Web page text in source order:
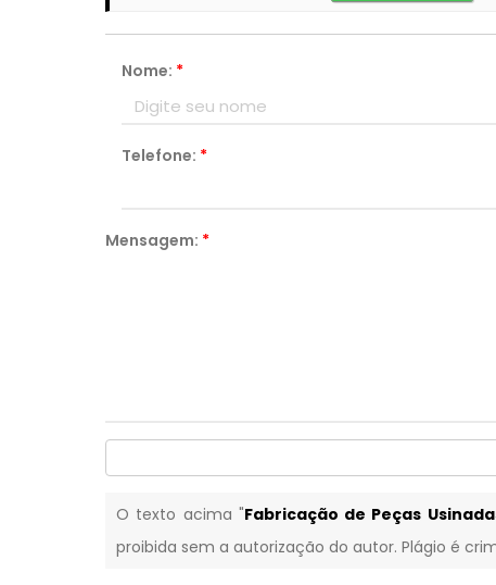
Nome: *
Telefone: *
Mensagem: *
O texto acima "Fabricação de Peças
proibida sem a autorização do autor. Plágio é